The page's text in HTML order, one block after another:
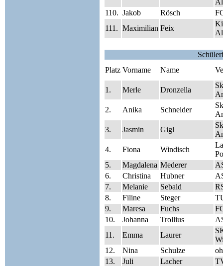
110. Jakob Rösch
111. Maximilian Feix
Platz Vorname Name
1. Merle Dronzella
2.
Anika Schneider
3.
Jasmin Gigl
4.
Fiona Windisch
5.
Magdalena Mederer
6.
Christina Hubner
7.
Melanie Sebald
8.
Filine Steger
9.
Maresa Fuchs
10.
Johanna Trollius
11.
Emma Laurer
12.
Nina Schulze
13.
Juli Lacher